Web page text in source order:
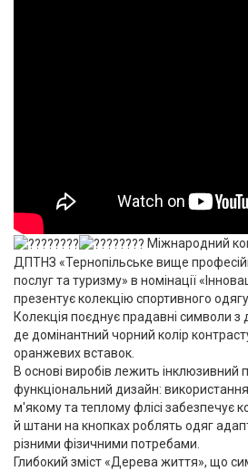
Міжнародний
ДПТНЗ «Тернопільське вище
послуг та туризму» в номінації
презентує колекцію спортивного
Колекція поєднує прадавні символи з
де домінантний чорний колір
оранжевих вставок.
В основі виробів лежить інклюзивний
функціональний дизайн:
м'якому та теплому флісі забезпечує
й штани на кнопках роблять одяг
різними фізичними потребами.
Глибокий зміст «Дерева життя», що